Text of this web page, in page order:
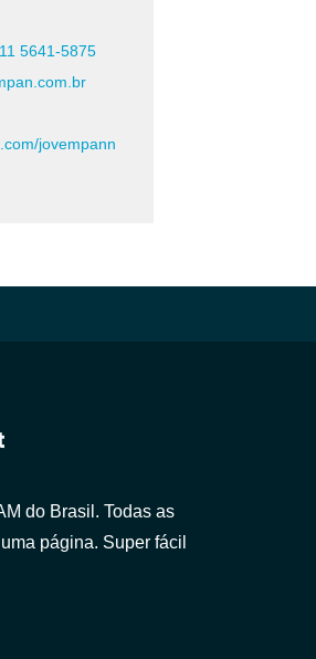
5641-5875
jovempann
do Brasil. Todas as
página. Super fácil